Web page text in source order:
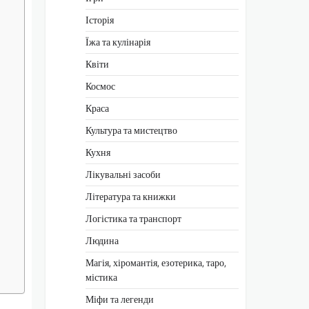
Історія
Їжа та кулінарія
Квіти
Космос
Краса
Культура та мистецтво
Кухня
Лікувальні засоби
Література та книжки
Логістика та транспорт
Людина
Магія, хіромантія, езотерика, таро,
містика
Міфи та легенди